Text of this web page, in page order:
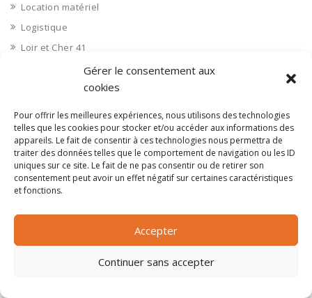
Gérer le consentement aux
cookies
Pour offrir les meilleures expériences, nous utilisons des technologies
telles que les cookies pour stocker et/ou accéder aux informations des
appareils. Le fait de consentir à ces technologies nous permettra de
traiter des données telles que le comportement de navigation ou les ID
uniques sur ce site. Le fait de ne pas consentir ou de retirer son
consentement peut avoir un effet négatif sur certaines caractéristiques
et fonctions.
Accepter
Continuer sans accepter
Location matériel
Logistique
Loir et Cher 41
Loire Atlantique 44
Lot 46
Lot et Garonne 47
Lozère 48
Luxe
Magasin de déstockage, bazar
Maine et Loire 49